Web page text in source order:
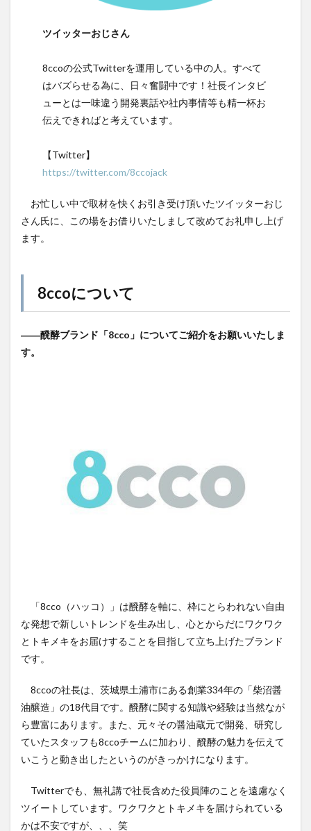
ツイッターおじさん
8ccoの公式Twitterを運用している中の人。すべて
はバズらせる為に、日々奮闘中です！社長インタビ
ューとは一味違う開発裏話や社内事情等も精一杯お
伝えできればと考えています。
【Twitter】
https://twitter.com/8ccojack
お忙しい中で取材を快くお引き受け頂いたツイッターおじ
さん氏に、この場をお借りいたしまして改めてお礼申し上げ
ます。
8ccoについて
――醗酵ブランド「8cco」についてご紹介をお願いいたしま
す。
「8cco（ハッコ）」は醗酵を軸に、枠にとらわれない自由
な発想で新しいトレンドを生み出し、心とからだにワクワク
とトキメキをお届けすることを目指して立ち上げたブランド
です。
8ccoの社長は、茨城県土浦市にある創業334年の「柴沼醤
油醸造」の18代目です。醗酵に関する知識や経験は当然なが
ら豊富にあります。また、元々その醤油蔵元で開発、研究し
ていたスタッフも8ccoチームに加わり、醗酵の魅力を伝えて
いこうと動き出したというのがきっかけになります。
Twitterでも、無礼講で社長含めた役員陣のことを遠慮なく
ツイートしています。ワクワクとトキメキを届けられている
かは不安ですが、、、笑